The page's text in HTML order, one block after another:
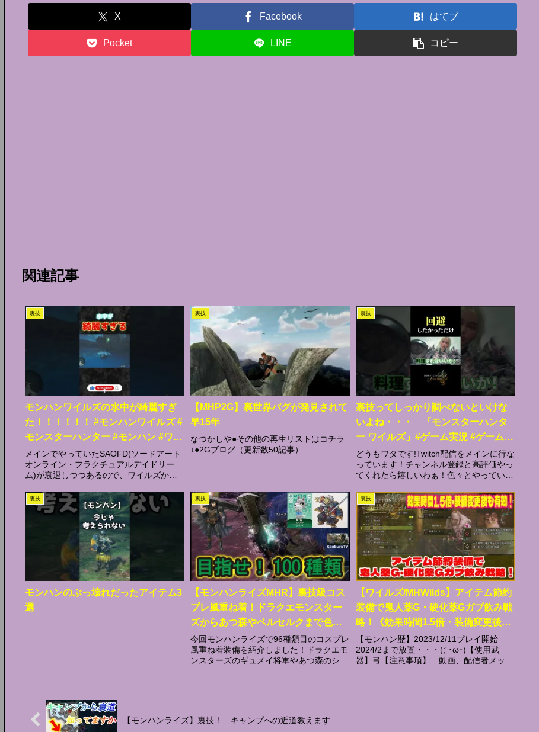
X Facebook はてブ
Pocket LINE コピー
関連記事
裏技
モンハンワイルズの水中が綺麗すぎ
た！！！！！！ #モンハンワイルズ #
モンスターハンター #モンハン #ワイ
ルズ #モンスターハンターワイルズ #
裏技 #攻略
メインでやっていたSAOFD(ソードアート
オンライン・フラクチュアルデイドリー
ム)が衰退しつつあるので、ワイルズから
温かい目で見てくれると喜びますチャンネ
ル登録お待ちしてます！
裏技
【MHP2G】裏世界バグが発見されて
早15年
なつかしや●その他の再生リストはコチラ
↓●2Gブログ（更新数50記事）
裏技
裏技ってしっかり調べないといけな
いよね・・・ 「モンスターハンタ
ー ワイルズ」#ゲーム実況 #ゲーム
#shorts
どうもワタです!Twitch配信をメインに行な
っています！チャンネル登録と高評価やっ
てくれたら嬉しいわぁ！色々とやっている
ムはチャンネルにリンク貼ってあります！
◎Twitch◎Instagram◎Tik...
裏技
モンハンのぶっ壊れだったアイテム3
選
裏技
【モンハンライズMHR】裏技級コス
プレ風重ね着！ドラクエモンスター
ズからあつ森やベルセルクまで色々
紹介！実戦もやってみた！
今回モンハンライズで96種類目のコスプレ
風重ね着装備を紹介しました！ドラクエモ
ンスターズのギュメイ将軍やあつ森のシベ
裏技
【ワイルズ/MHWilds】アイテム節約
装備で鬼人薬G・硬化薬Gガブ飲み戦
略！《効果時間1.5倍・装備変更後も
有効！》焚き火料理 裏技 バグ技 攻
略 ｜滋養エキス
【モンハン歴】2023/12/11プレイ開始
2024/2まで放置・・・(;´･ω･)【使用武
器】弓【注意事項】 動画、配信者メッチ
【モンハンライズ】裏技！ キャンプへの近道教えます